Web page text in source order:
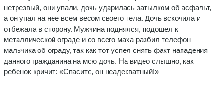
нетрезвый, они упали, дочь ударилась затылком об асфальт,
а он упал на нее всем весом своего тела. Дочь вскочила и
отбежала в сторону. Мужчина поднялся, подошел к
металлической ограде и со всего маха разбил телефон
мальчика об ограду, так как тот успел снять факт нападения
данного гражданина на мою дочь. На видео слышно, как
ребенок кричит: «Спасите, он неадекватный!»